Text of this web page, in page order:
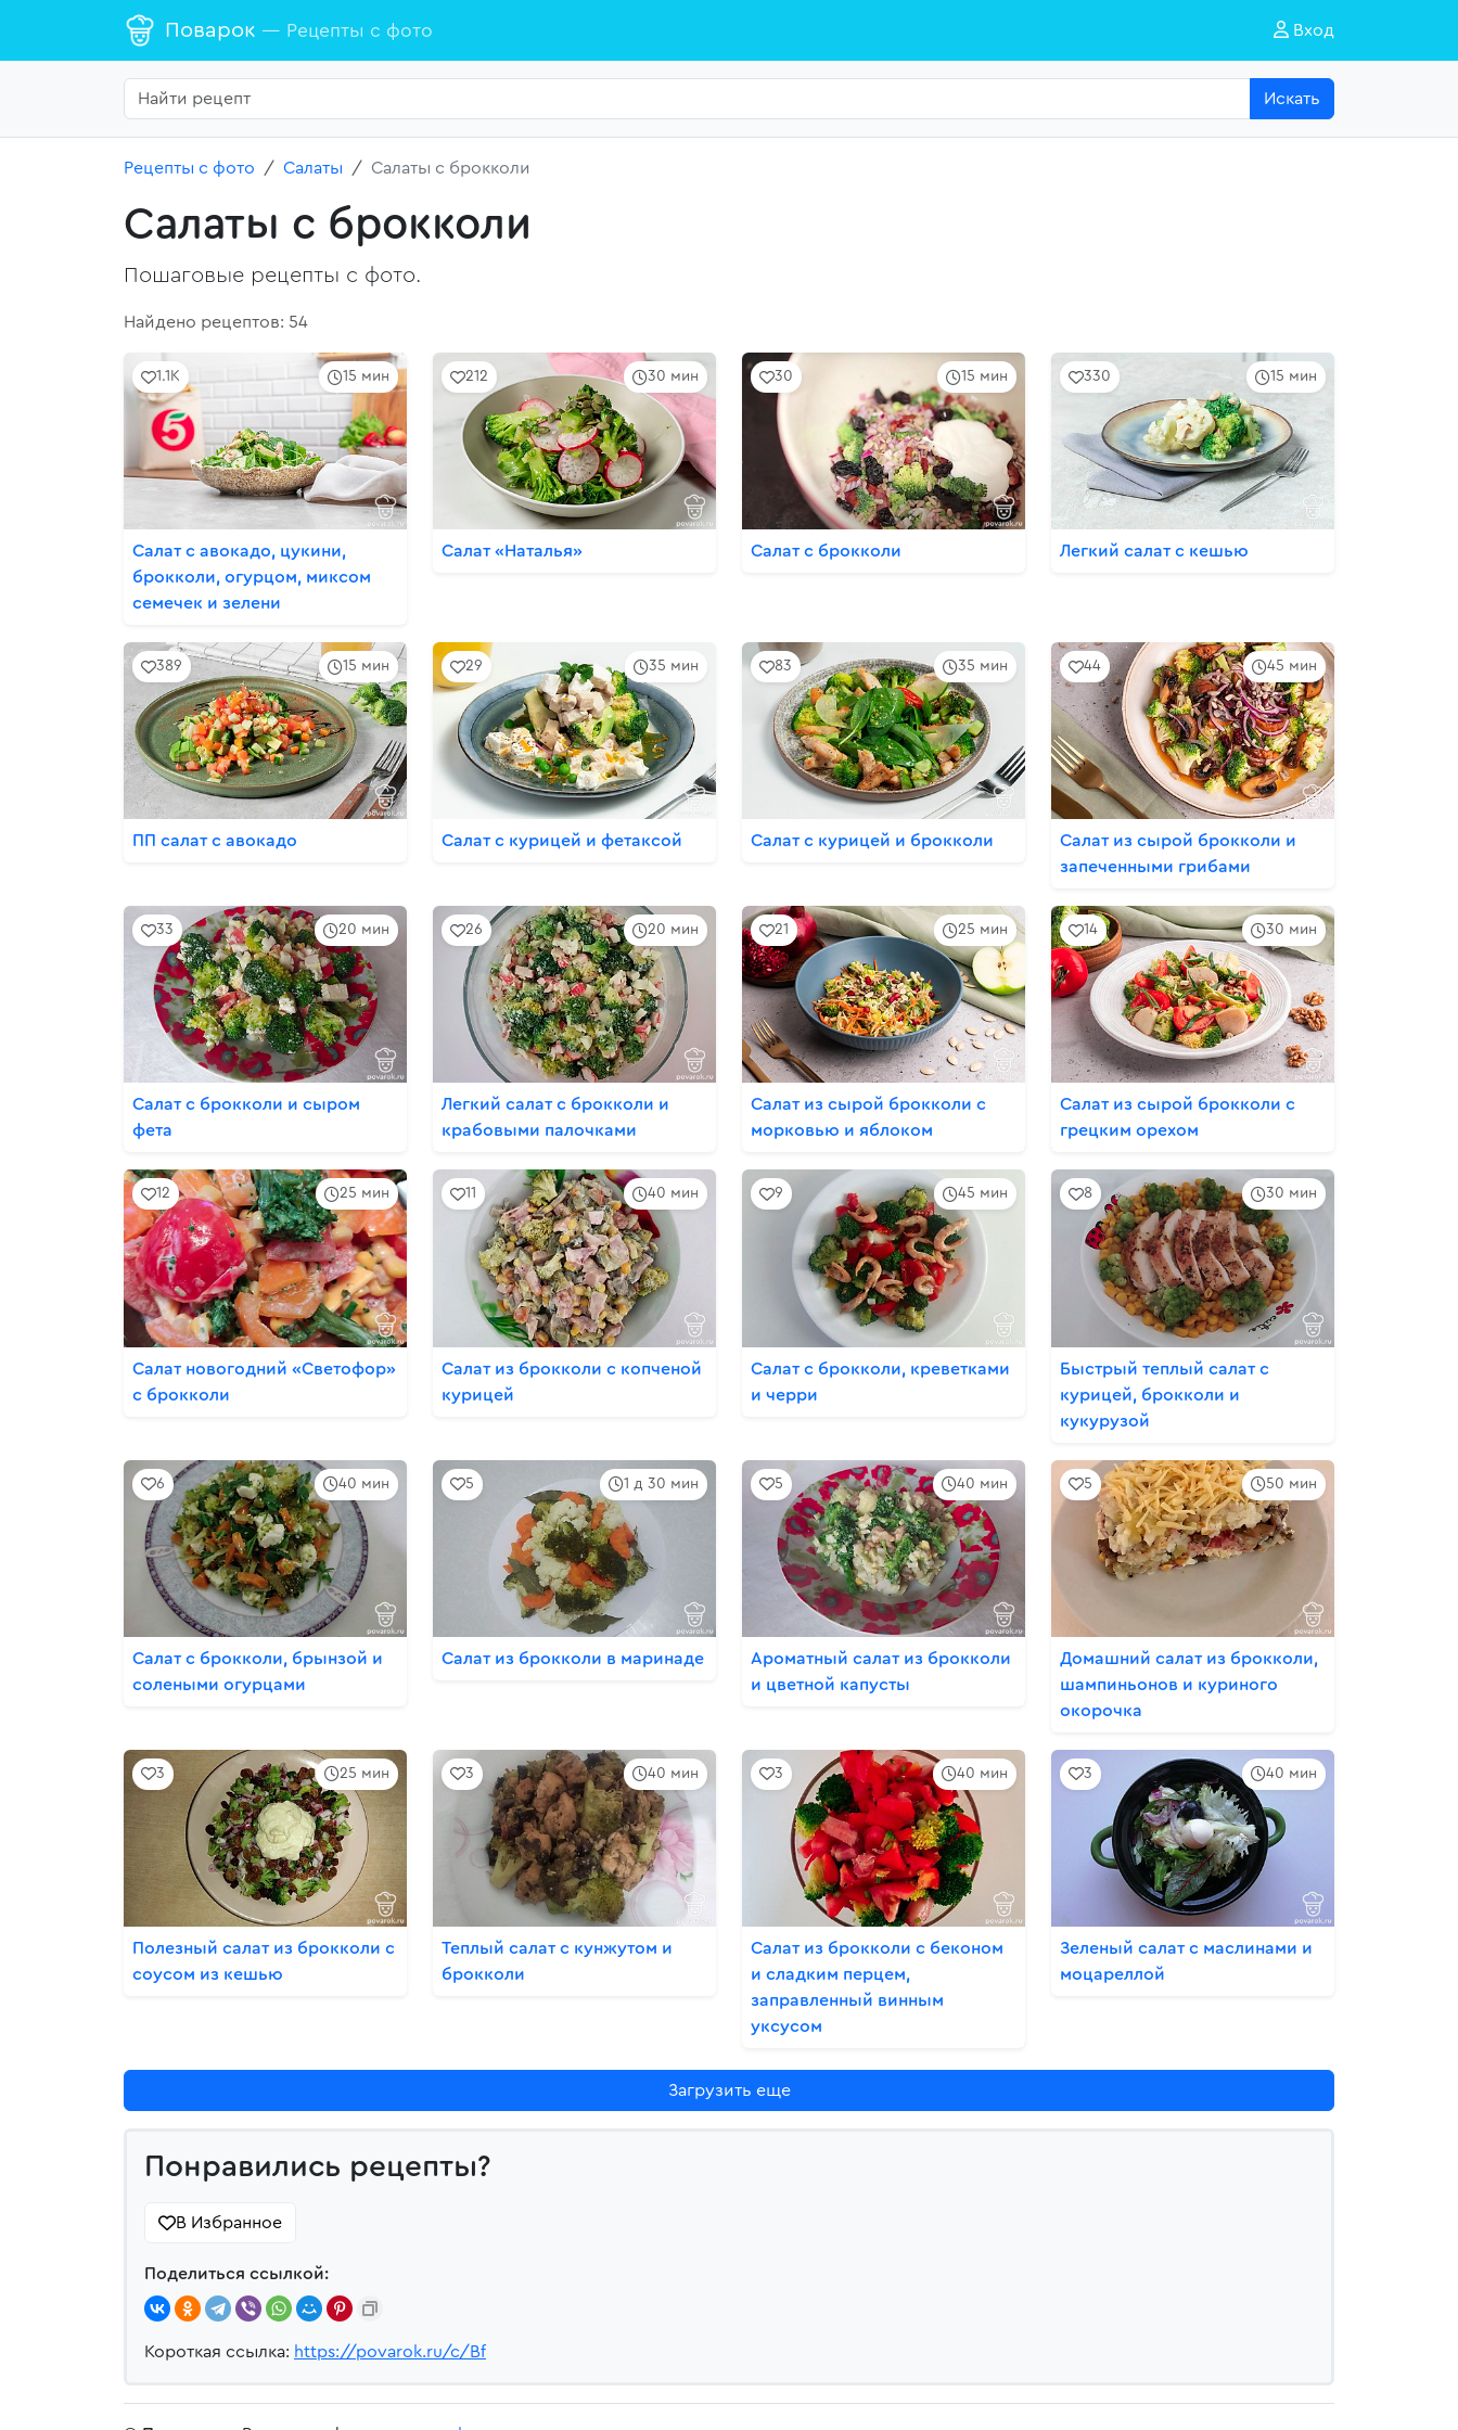
Поварок — Рецепты с фото Вход
Искать
Рецепты с фото Салаты Салаты с брокколи
Салаты с брокколи
Пошаговые рецепты с фото.
Найдено рецептов: 54
15 мин
1.1K
Салат с авокадо, цукини,
брокколи, огурцом, миксом
семечек и зелени
30 мин
212
Салат «Наталья»
15 мин
30
Салат с брокколи
15 мин
330
Легкий салат с кешью
15 мин
389
ПП салат с авокадо
35 мин
29
Салат с курицей и фетаксой
35 мин
83
Салат с курицей и брокколи
45 мин
44
Салат из сырой брокколи и
запеченными грибами
20 мин
33
Салат с брокколи и сыром
фета
20 мин
26
Легкий салат с брокколи и
крабовыми палочками
25 мин
21
Салат из сырой брокколи с
морковью и яблоком
30 мин
14
Салат из сырой брокколи с
грецким орехом
25 мин
12
Салат новогодний «Светофор»
с брокколи
40 мин
11
Салат из брокколи с копченой
курицей
45 мин
9
Салат с брокколи, креветками
и черри
30 мин
8
Быстрый теплый салат с
курицей, брокколи и
кукурузой
40 мин
6
Салат с брокколи, брынзой и
солеными огурцами
1 д 30 мин
5
Салат из брокколи в маринаде
40 мин
5
Ароматный салат из брокколи
и цветной капусты
50 мин
5
Домашний салат из брокколи,
шампиньонов и куриного
окорочка
25 мин
3
Полезный салат из брокколи с
соусом из кешью
40 мин
3
Теплый салат с кунжутом и
брокколи
40 мин
3
Салат из брокколи с беконом
и сладким перцем,
заправленный винным
уксусом
40 мин
3
Зеленый салат с маслинами и
моцареллой
Загрузить еще
Понравились рецепты?
В Избранное
Поделиться ссылкой:
Короткая ссылка: https://povarok.ru/c/Bf